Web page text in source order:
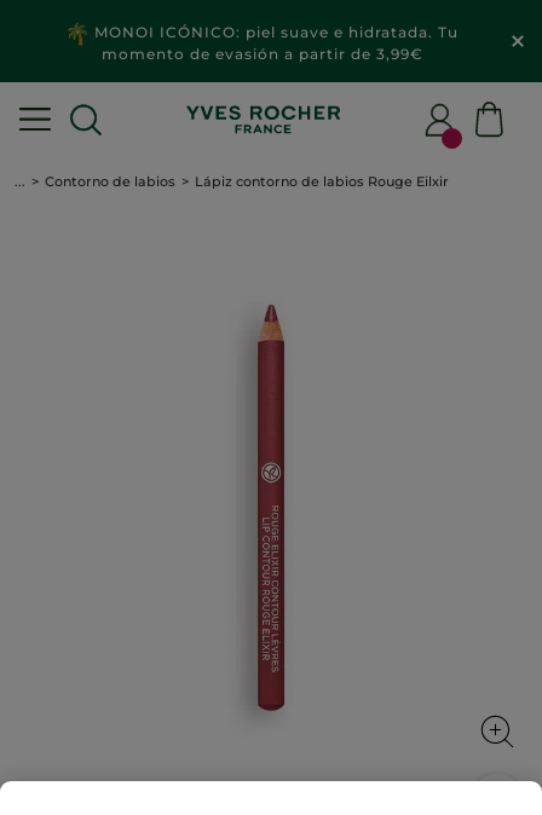
MONOI ICÓNICO: piel suave e hidratada. Tu
momento de evasión a partir de 3,99€
... Contorno de labios Lápiz contorno de labios Rouge Eilxir